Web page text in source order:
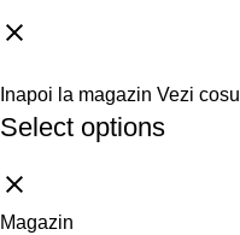
Inapoi la magazin Vezi cosul
Select options
Magazin